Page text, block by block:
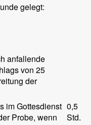
gelegt:
anfallende
von 25
der
im Gottesdienst
Probe, wenn
0,5
Std.